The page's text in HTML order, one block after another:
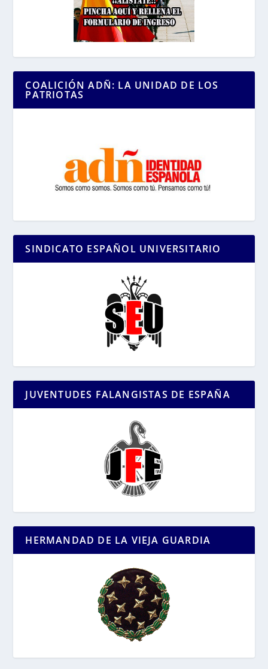
COALICIÓN ADÑ: LA UNIDAD DE LOS
PATRIOTAS
SINDICATO ESPAÑOL UNIVERSITARIO
JUVENTUDES FALANGISTAS DE ESPAÑA
HERMANDAD DE LA VIEJA GUARDIA